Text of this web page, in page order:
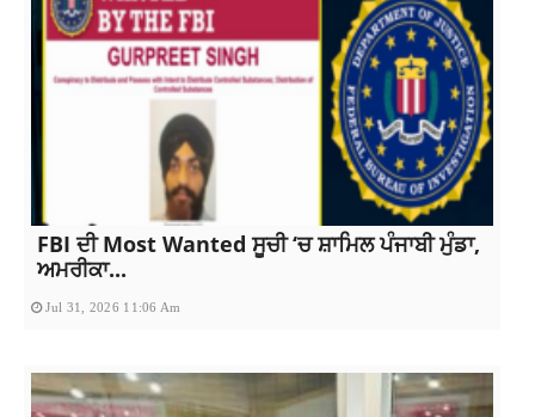
FBI ਦੀ Most Wanted ਸੂਚੀ ‘ਚ ਸ਼ਾਮਿਲ ਪੰਜਾਬੀ ਮੁੰਡਾ,
ਅਮਰੀਕਾ...
Jul 31, 2026 11:06 Am